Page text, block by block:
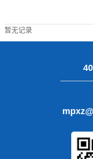
暂无记录